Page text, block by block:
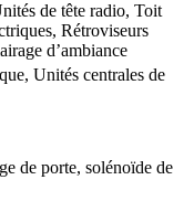
de tête radio, Toit
Rétroviseurs
d’ambiance
Unités centrales de
de porte, solénoïde de